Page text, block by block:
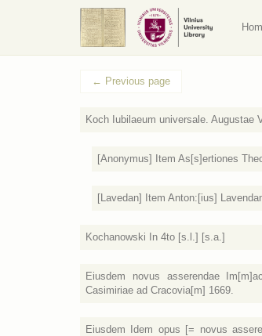
← Previous page
Koch Iubilaeum universale. Augustae
[Anonymus] Item As[s]ertiones
[Lavedan] Item Anton:[ius]
Kochanowski In 4to [s.l.] [s.a.]
Eiusdem novus asserendae
Casimiriae ad Cracovia[m] 1669.
Eiusdem Idem opus [= novus